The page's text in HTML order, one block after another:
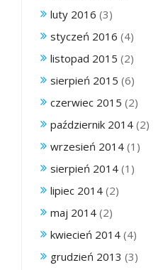
luty 2016 (3)
styczeń 2016 (4)
listopad 2015 (2)
sierpień 2015 (6)
czerwiec 2015 (2)
październik 2014 (2)
wrzesień 2014 (1)
sierpień 2014 (1)
lipiec 2014 (2)
maj 2014 (2)
kwiecień 2014 (4)
grudzień 2013 (3)